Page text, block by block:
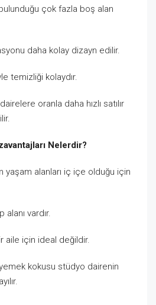
bulunduğu çok fazla boş alan
daha kolay dizayn edilir.
temizliği kolaydır.
oranla daha hızlı satılır
Nelerdir?
alanları iç içe olduğu için
alanı vardır.
aile için ideal değildir.
kokusu stüdyo dairenin